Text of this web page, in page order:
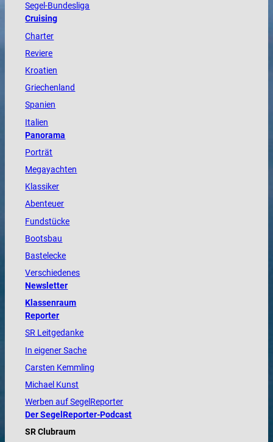
Segel-Bundesliga
Cruising
Charter
Reviere
Kroatien
Griechenland
Spanien
Italien
Panorama
Porträt
Megayachten
Klassiker
Abenteuer
Fundstücke
Bootsbau
Bastelecke
Verschiedenes
Newsletter
Klassenraum
Reporter
SR Leitgedanke
In eigener Sache
Carsten Kemmling
Michael Kunst
Werben auf SegelReporter
Der SegelReporter-Podcast
SR Clubraum